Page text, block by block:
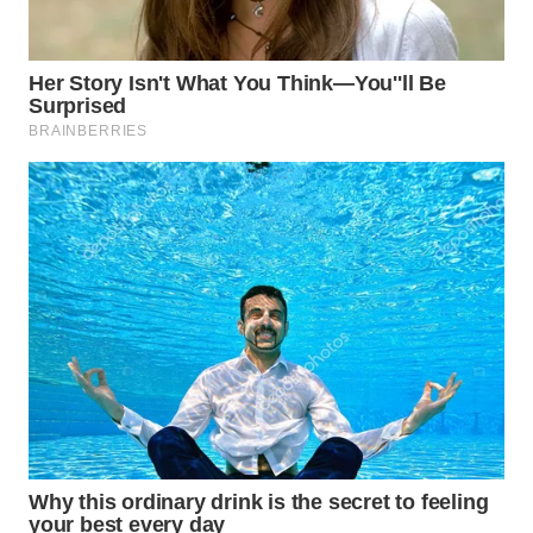
WN
CIANJUR
WN
KEPULAUAN
SERIBU
WN
TANGERANG
WN
BINJAI
WN
CIREBON